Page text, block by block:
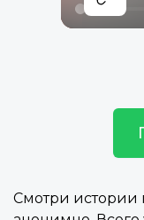
Смотри истории